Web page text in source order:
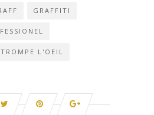
GRAFFITI
TROMPE L'OEIL